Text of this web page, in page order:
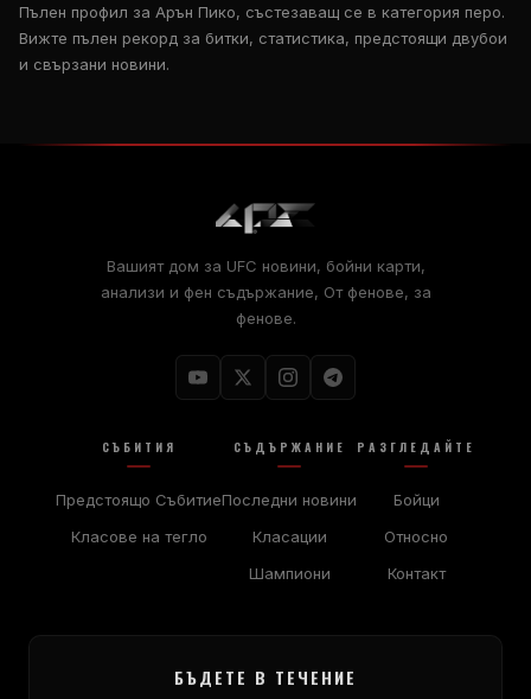
Пълен профил за Арън Пико, състезаващ се в категория перо.
Вижте пълен рекорд за битки, статистика, предстоящи двубои
и свързани новини.
Вашият дом за UFC новини, бойни карти,
анализи и фен съдържание, От фенове, за
фенове.
СЪБИТИЯ
Предстоящо Събитие
Класове на тегло
СЪДЪРЖАНИЕ
Последни новини
Класации
Шампиони
РАЗГЛЕДАЙТЕ
Бойци
Относно
Контакт
БЪДЕТЕ В ТЕЧЕНИЕ